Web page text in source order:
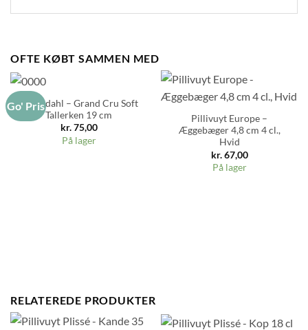
OFTE KØBT SAMMEN MED
Go' Pris
Rosendahl – Grand Cru Soft
Tallerken 19 cm
kr.75,00
På lager
Pillivuyt Europe –
Æggebæger 4,8 cm 4 cl.,
Hvid
kr.67,00
På lager
RELATEREDE PRODUKTER